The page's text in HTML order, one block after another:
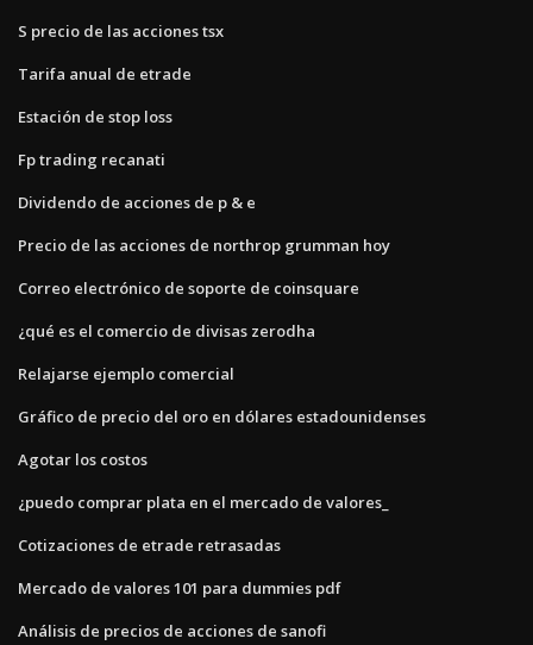
S precio de las acciones tsx
Tarifa anual de etrade
Estación de stop loss
Fp trading recanati
Dividendo de acciones de p & e
Precio de las acciones de northrop grumman hoy
Correo electrónico de soporte de coinsquare
¿qué es el comercio de divisas zerodha
Relajarse ejemplo comercial
Gráfico de precio del oro en dólares estadounidenses
Agotar los costos
¿puedo comprar plata en el mercado de valores_
Cotizaciones de etrade retrasadas
Mercado de valores 101 para dummies pdf
Análisis de precios de acciones de sanofi